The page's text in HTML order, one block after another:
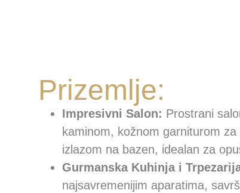
Prizemlje:
Impresivni Salon: Prostrani
kaminom, kožnom garniturom
izlazom na bazen, idealan za
Gurmanska Kuhinja i
najsavremenijim aparatima,